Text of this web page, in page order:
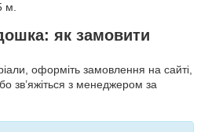
м.
як замовити
оформіть замовлення на сайті,
зв’яжіться з менеджером за